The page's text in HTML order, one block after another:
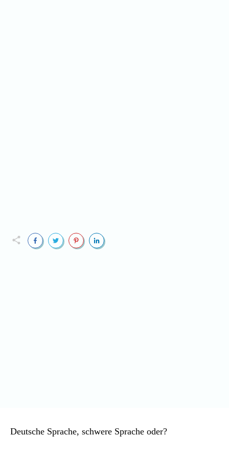
Deutsche Sprache, schwere Sprache oder?